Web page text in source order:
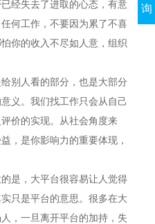
经失去了进取的心态，有意
何工作，不要因为累了不喜
你的收入不尽如人意，组织
给别人看的部分，也是大部分
义。我们找工作只会从自己
价的实现。从社会角度来
，是你影响力的重要体现，
是，大平台很容易让人觉得
只是平台的意思。很多在大
，一旦离开平台的加持，失
询